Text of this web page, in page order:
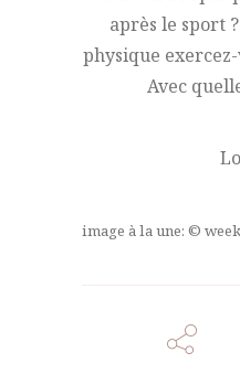
après le sport
physique
Avec
image à la une: ©